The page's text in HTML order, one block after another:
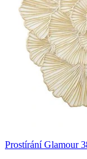
Prostírání Glamour